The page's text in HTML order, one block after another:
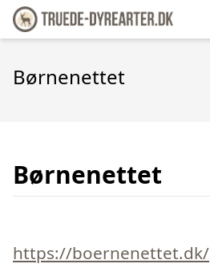
Børnenettet
Børnenettet
https://boernenettet.dk/